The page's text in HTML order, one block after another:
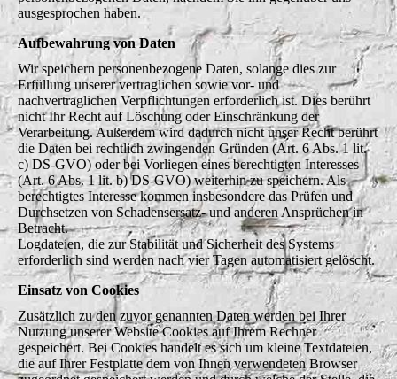
ausgesprochen haben.
Aufbewahrung von Daten
Wir speichern personenbezogene Daten, solange dies zur
Erfüllung unserer vertraglichen sowie vor- und
nachvertraglichen Verpflichtungen erforderlich ist. Dies berührt
nicht Ihr Recht auf Löschung oder Einschränkung der
Verarbeitung. Außerdem wird dadurch nicht unser Recht berührt
die Daten bei rechtlich zwingenden Gründen (Art. 6 Abs. 1 lit.
c) DS-GVO) oder bei Vorliegen eines berechtigten Interesses
(Art. 6 Abs. 1 lit. b) DS-GVO) weiterhin zu speichern. Als
berechtigtes Interesse kommen insbesondere das Prüfen und
Durchsetzen von Schadensersatz- und anderen Ansprüchen in
Betracht.
Logdateien, die zur Stabilität und Sicherheit des Systems
erforderlich sind werden nach vier Tagen automatisiert gelöscht.
Einsatz von Cookies
Zusätzlich zu den zuvor genannten Daten werden bei Ihrer
Nutzung unserer Website Cookies auf Ihrem Rechner
gespeichert. Bei Cookies handelt es sich um kleine Textdateien,
die auf Ihrer Festplatte dem von Ihnen verwendeten Browser